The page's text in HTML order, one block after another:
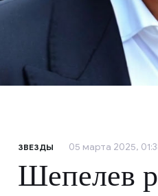
ЗВЕЗДЫ 05 марта 2025,
Шепелев